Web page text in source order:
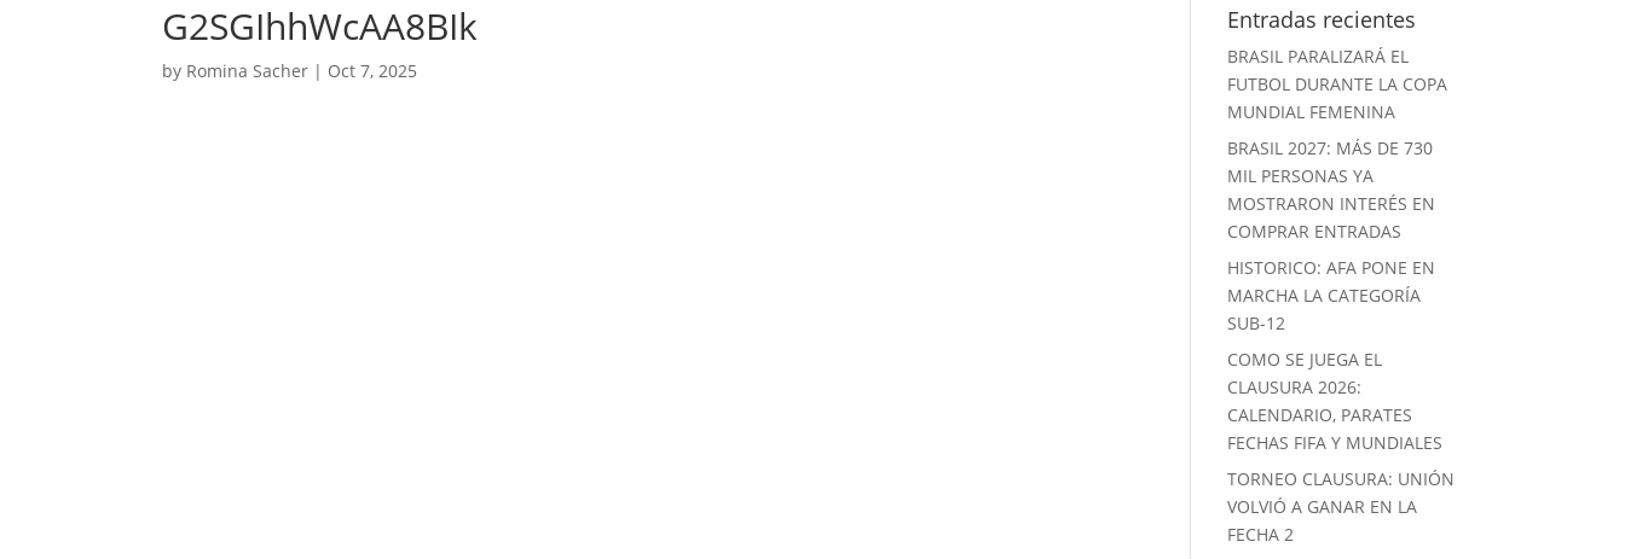
G2SGIhhWcAA8BIk
by Romina Sacher | Oct 7, 2025
Entradas recientes
BRASIL PARALIZARÁ EL
FUTBOL DURANTE LA COPA
MUNDIAL FEMENINA
BRASIL 2027: MÁS DE 730
MIL PERSONAS YA
MOSTRARON INTERÉS EN
COMPRAR ENTRADAS
HISTORICO: AFA PONE EN
MARCHA LA CATEGORÍA
SUB-12
COMO SE JUEGA EL
CLAUSURA 2026:
CALENDARIO, PARATES
FECHAS FIFA Y MUNDIALES
TORNEO CLAUSURA: UNIÓN
VOLVIÓ A GANAR EN LA
FECHA 2